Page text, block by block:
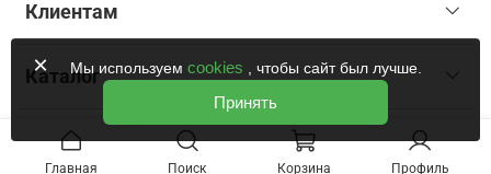
Клиентам
Каталог
Главная Поиск Корзина Профиль
× Мы используем cookies , чтобы сайт был лучше.
Принять